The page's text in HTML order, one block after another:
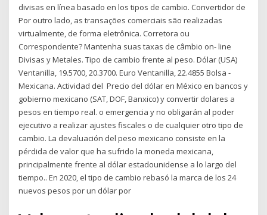
divisas en línea basado en los tipos de cambio. Convertidor de
Por outro lado, as transações comerciais são realizadas
virtualmente, de forma eletrônica. Corretora ou
Correspondente? Mantenha suas taxas de câmbio on- line
Divisas y Metales. Tipo de cambio frente al peso. Dólar (USA)
Ventanilla, 19.5700, 20.3700. Euro Ventanilla, 22.4855 Bolsa -
Mexicana. Actividad del Precio del dólar en México en bancos y
gobierno mexicano (SAT, DOF, Banxico) y convertir dolares a
pesos en tiempo real. o emergencia y no obligarán al poder
ejecutivo a realizar ajustes fiscales o de cualquier otro tipo de
cambio. La devaluación del peso mexicano consiste en la
pérdida de valor que ha sufrido la moneda mexicana,
principalmente frente al dólar estadounidense a lo largo del
tiempo.​. En 2020, el tipo de cambio rebasó la marca de los 24
nuevos pesos por un dólar por